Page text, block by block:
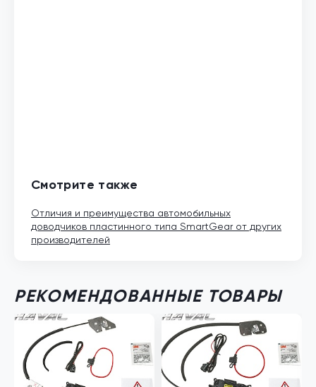
Смотрите также
Отличия и преимущества автомобильных
доводчиков пластинного типа SmartGear от других
производителей
РЕКОМЕНДОВАННЫЕ ТОВАРЫ